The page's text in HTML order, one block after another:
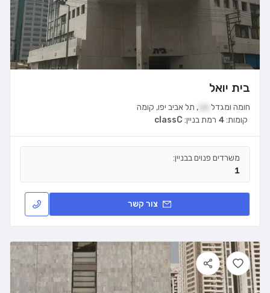
בית יואל
חומה ומגדל , תל אביב יפו, קומה
רמת בניין: classC קומות:4
משרדים פנוים בבניין:
1
צור קשר